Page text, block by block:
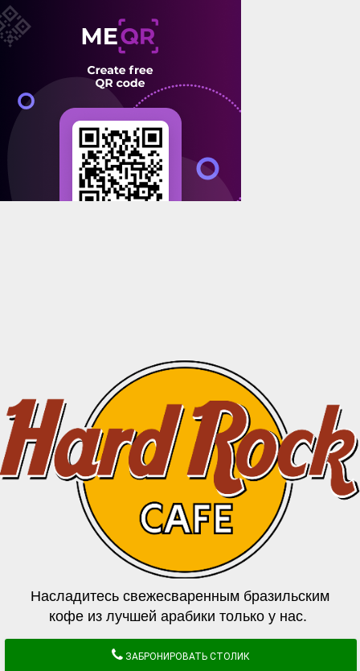
Насладитесь свежесваренным бразильским
кофе из лучшей арабики только у нас.
ЗАБРОНИРОВАТЬ СТОЛИК